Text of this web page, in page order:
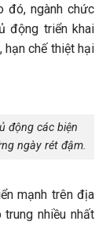
đó, ngành chức
động triển khai
hạn chế thiệt hại
động các biện
ngày rét đậm.
mạnh trên địa
nhiều nhất